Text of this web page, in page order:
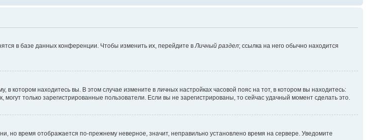
в базе данных конференции. Чтобы изменить их, перейдите вЛичный раздел; ссылка на него обычно находится
в котором находитесь вы. В этом случае измените в личных настройках часовой пояс на тот, в котором вы находитесь:
могут только зарегистрированные пользователи. Если вы не зарегистрированы, то сейчас удачный момент сделать это.
но время отображается по-прежнему неверное, значит, неправильно установлено время на сервере. Уведомите